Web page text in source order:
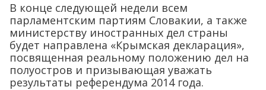
В конце следующей недели всем
парламентским партиям Словакии, а также
министерству иностранных дел страны
будет направлена «Крымская декларация»,
посвященная реальному положению дел на
полуостров и призывающая уважать
результаты референдума 2014 года.